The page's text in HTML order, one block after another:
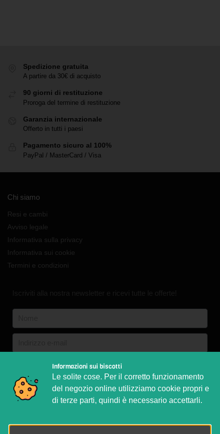
Spedizione gratuita
A partire da 30€ di acquisto
90 giorni di restituzione
Proroga del termine di restituzione
Garanzia internazionale
Offerto in tutti i paesi
Pagamento sicuro al 100%
PayPal / MasterCard / Visa
Chi siamo
Resi e cambi
Avviso legale
Informativa sulla privacy
Informativa sui cookie
Termini e condizioni
Inglese Inglese
Francese
Italiano
Abbonarsi
Brand © Selbi SL | Made with
Informazioni sui biscotti
Le solite cose. Per il corretto funzionamento
del negozio online utilizziamo cookie propri e
di terze parti, quindi è necessario accettarli.